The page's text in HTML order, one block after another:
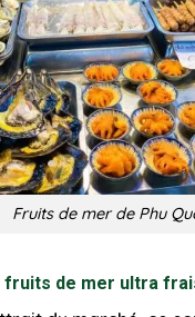
Fruits de mer de Phu
fruits de mer ultra